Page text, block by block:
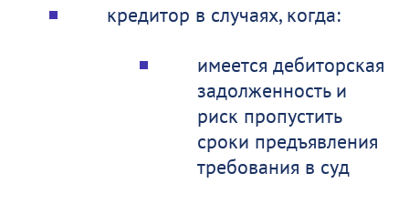
кредитор в случаях, когда:
имеется дебиторская
задолженность и
риск пропустить
сроки предъявления
требования в суд